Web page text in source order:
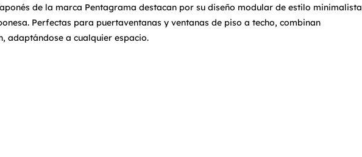
de la marca Pentagrama destacan por su diseño modular de estilo minimalista
Perfectas para puertaventanas y ventanas de piso a techo, combinan
adaptándose a cualquier espacio.